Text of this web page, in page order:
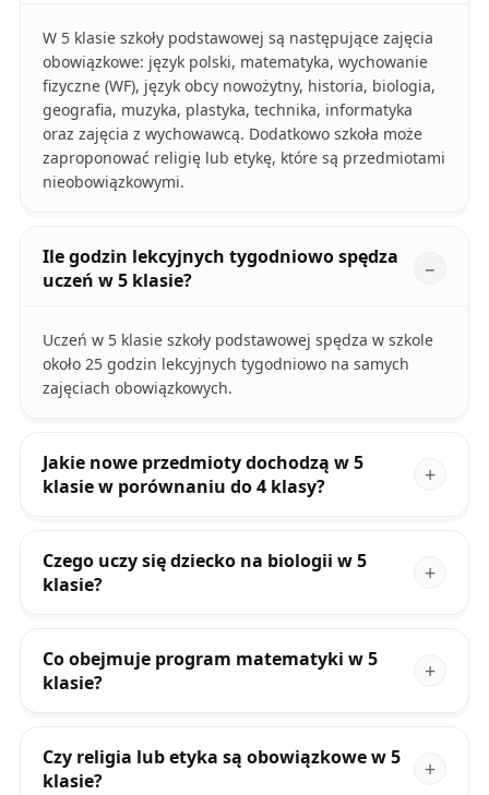
W 5 klasie szkoły podstawowej są następujące zajęcia
obowiązkowe: język polski, matematyka, wychowanie
fizyczne (WF), język obcy nowożytny, historia, biologia,
geografia, muzyka, plastyka, technika, informatyka
oraz zajęcia z wychowawcą. Dodatkowo szkoła może
zaproponować religię lub etykę, które są przedmiotami
nieobowiązkowymi.
Ile godzin lekcyjnych tygodniowo spędza
uczeń w 5 klasie?
Uczeń w 5 klasie szkoły podstawowej spędza w szkole
około 25 godzin lekcyjnych tygodniowo na samych
zajęciach obowiązkowych.
Jakie nowe przedmioty dochodzą w 5
klasie w porównaniu do 4 klasy?
Czego uczy się dziecko na biologii w 5
klasie?
Co obejmuje program matematyki w 5
klasie?
Czy religia lub etyka są obowiązkowe w 5
klasie?